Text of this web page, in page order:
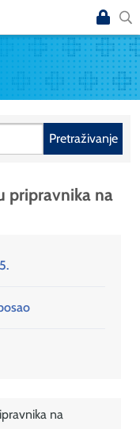
Pretraživanje
pripravnika na
na